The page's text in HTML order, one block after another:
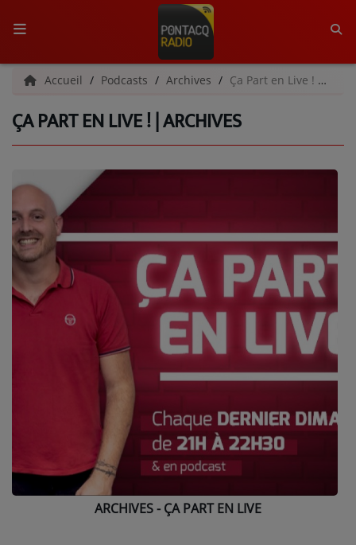
ACCUEIL
RADIO
L'ÉQUIPE
GRILLE DES PROGRAMMES
C'ÉTAIT QUOI CE TITRE ?
MÉDIAS
PODCASTS - SAISON 2026/2027
NOS PROGRAMMES COURTS
ARCHIVES - SAISONS PASSÉES
VOS ÉMISSIONS EN IMAGES
ANNONCEURS & ESPACE PRO
Accueil Podcasts Archives Ça Part en Live ! | Archives
ÇA PART EN LIVE ! | ARCHIVES
ARCHIVES - ÇA PART EN LIVE